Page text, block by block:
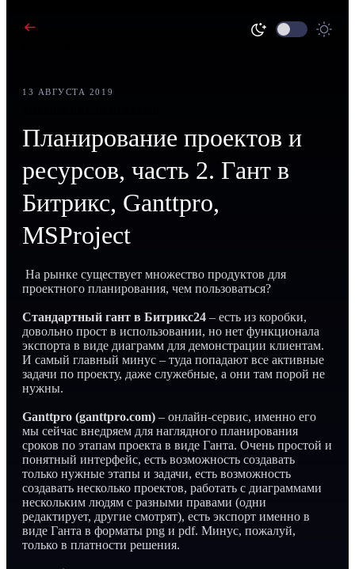
13 АВГУСТА 2019
Планирование проектов и
ресурсов, часть 2. Гант в
Битрикс, Ganttpro,
MSProject
На рынке существует множество продуктов для
проектного планирования, чем пользоваться?
Стандартный гант в Битрикс24 – есть из коробки,
довольно прост в использовании, но нет функционала
экспорта в виде диаграмм для демонстрации клиентам.
И самый главный минус – туда попадают все активные
задачи по проекту, даже служебные, а они там порой не
нужны.
Ganttpro (ganttpro.com) – онлайн-сервис, именно его
мы сейчас внедряем для наглядного планирования
сроков по этапам проекта в виде Ганта. Очень простой и
понятный интерфейс, есть возможность создавать
только нужные этапы и задачи, есть возможность
создавать несколько проектов, работать с диаграммами
нескольким людям с разными правами (одни
редактирует, другие смотрят), есть экспорт именно в
виде Ганта в форматы png и pdf. Минус, пожалуй,
только в платности решения.